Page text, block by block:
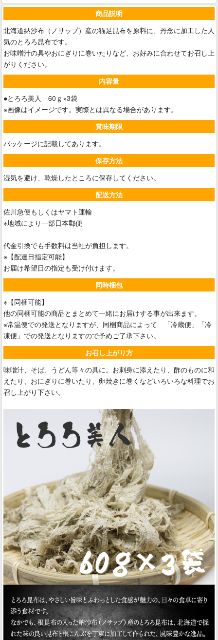
商品説明
北海道納沙布（ノサップ）産の猫足昆布を原料に、丹念に加工した人
気のとろろ昆布です。
お味噌汁の具やおにぎりに巻いたりなど、お好みに合わせてお召し上
がりください。
内容量
●とろろ美人 60ｇ×3袋
※画像はイメージです。実際とは異なる場合があります。
賞味期限
パッケージに記載してあります。
保存方法
湿気を避け、乾燥したところに保存してください。
配送方法
佐川急便もしくはヤマト運輸
※地域により一部日本郵便
代金引換でも手数料は当社が負担します。
※【配達日指定可能】
お届け希望日の指定も受け付けます。
同時梱包
※【同梱可能】
他の同梱可能の商品とまとめて一緒にお届けする事が出来ます。
※常温便での発送となりますが、同梱商品によって 「冷蔵便」「冷
凍便」での発送となりますので予めご了承下さい。
お召し上がり方
味噌汁、そば、うどん等々の具に。お刺身に添えたり、酢のものに和
えたり、おにぎりに巻いたり、卵焼きに巻くなどいろいろな料理でお
召し上がり下さい。